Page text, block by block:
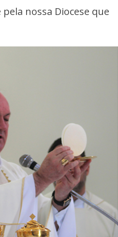
nossa Diocese que